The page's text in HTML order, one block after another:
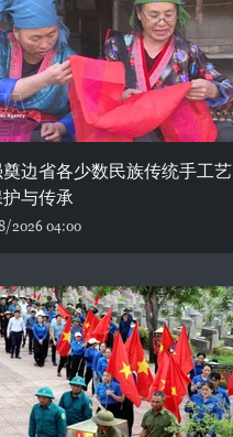
奠边省各少数民族传统手工艺
护与传承
2026 04:00